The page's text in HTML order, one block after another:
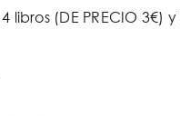
libros (DE PRECIO 3€)